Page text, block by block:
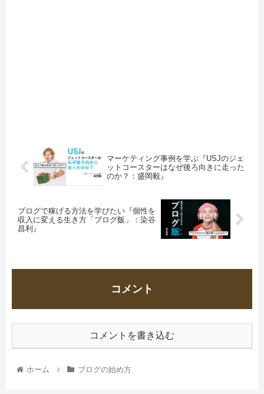
マーケティング事例を学ぶ『USJのジェ
ットコースターはなぜ後ろ向きに走った
のか？：盛岡毅』
ブログで稼げる方法を学びたい『個性を
収入に変える生き方「ブログ飯」：染谷
昌利』
コメント
コメントを書き込む
ホーム ブログの始め方